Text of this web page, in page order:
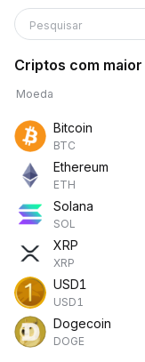
Pesquisar
Criptos com
Moeda
Bitcoin
BTC
Ethereum
ETH
Solana
SOL
XRP
XRP
USD1
USD1
Dogecoin
DOGE